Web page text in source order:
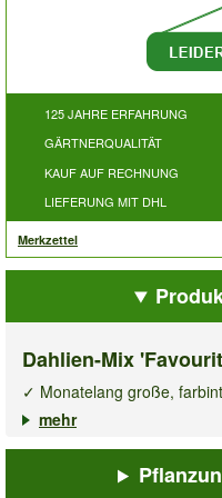
125 JAHRE ERFAHRUNG
GÄRTNERQUALITÄT
KAUF AUF RECHNUNG
LIEFERUNG MIT DHL
Merkzettel
Dahlien-Mix
✓ Monatelang große,
✓ Mehrjährige Schnittblume
Der großblumige,
mehr